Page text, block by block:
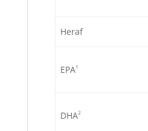
Heraf
EPA1
DHA2